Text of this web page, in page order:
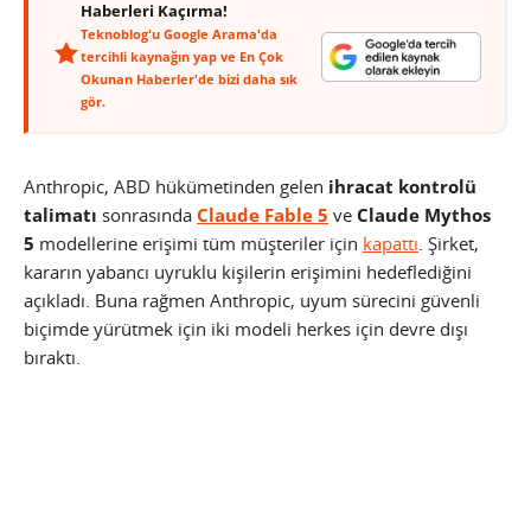
Haberleri Kaçırma!
Teknoblog'u Google Arama'da
tercihli kaynağın yap ve En Çok
Okunan Haberler'de bizi daha sık
gör.
Anthropic, ABD hükümetinden gelen ihracat kontrolü
talimatı sonrasında Claude Fable 5 ve Claude Mythos
5 modellerine erişimi tüm müşteriler için kapattı. Şirket,
kararın yabancı uyruklu kişilerin erişimini hedeflediğini
açıkladı. Buna rağmen Anthropic, uyum sürecini güvenli
biçimde yürütmek için iki modeli herkes için devre dışı
bıraktı.